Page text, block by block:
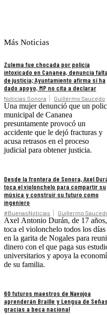
Más Noticias
Zulema fue chocada por policía
intoxicado en Cananea, denuncia falta
de justicia; Ayuntamiento afirma sí ha
dado apoyo, MP no cita a declarar
Noticias Sonora Guillermo Saucedo
Una mujer denunció que un
municipal de Cananea
presuntamente provocó un
accidente que le dejó fracturas y
acusa retrasos en el proceso
judicial para obtener justicia.
Desde la frontera de Sonora, Axel
toca el violonchelo para compartir su
música y construir su futuro como
ingeniero
#BuenasNoticias Guillermo
Axel Antonio Durán, de 17 años,
toca el violonchelo todos los días
en la garita de Nogales para
dinero con el que paga sus
universitarios y apoya la
de su familia.
60 futuros maestros de Navojoa
aprenderán Braille y Lengua de Señas
gracias a beca nacional